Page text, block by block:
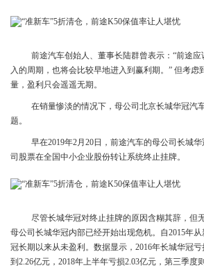
前途汽车创始人、董事长陆群曾表示：“前途
入的周期，也将会比较早地进入到赢利期。” 但考虑
量，盈利只会遥遥无期。
在销量惨淡的情况下，母公司北京长城华冠汽
题。
早在2019年2月20日，前途汽车的母公司长城
司股票在全国中小企业股份转让系统终止挂牌。
尽管长城华冠对终止挂牌的原因含糊其辞，但
母公司长城华冠内部已经开始出现危机。自2015年
冠长期以来从未盈利。数据显示，2016年长城华冠
到2.26亿元，2018年上半年亏损2.03亿元，第三季度